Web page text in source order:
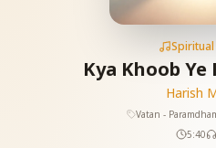
Kya Khoob
Harish
Vatan -
5:40